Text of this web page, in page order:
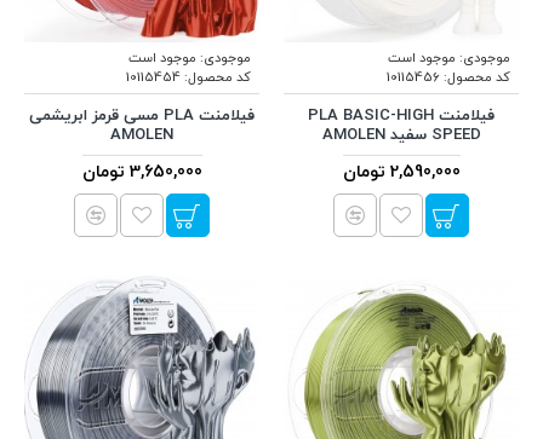
موجودی: موجود است
کد محصول: 10115456
فیلامنت PLA BASIC-HIGH
SPEED سفید AMOLEN
2,590,000 تومان
موجودی: موجود است
کد محصول:10115454
فیلامنت PLA مسی قرمز ابریشمی
AMOLEN
3,650,000 تومان